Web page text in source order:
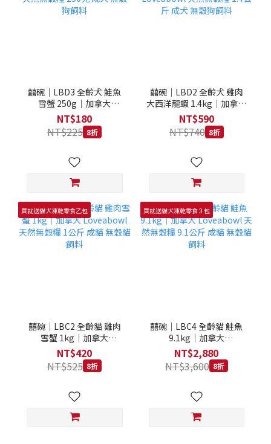
囍碗｜LBD3 全齡犬 鮭魚
雪蟹 250g｜加拿大
Loveabowl 天然無穀糧
250克 成犬 無穀狗飼料
NT$180
NT$225 8折
囍碗｜LBD2 全齡犬 雞肉
大西洋龍蝦 1.4kg｜加拿大
Loveabowl 天然無穀糧
1.4公斤 成犬 無穀狗飼料
NT$590
NT$740 8折
買就送貓犬凍乾零食乙包
囍碗｜LBC2 全齡貓 雞肉
雪蟹 1kg｜加拿大
Loveabowl 天然無穀糧 1
公斤 成貓 無穀貓飼料
NT$420
NT$525 8折
買就送貓犬凍乾零食３包
囍碗｜LBC4 全齡貓 鮭魚
9.1kg｜加拿大
Loveabowl 天然無穀糧
9.1公斤 成貓 無穀貓飼料
NT$2,880
NT$3,600 8折